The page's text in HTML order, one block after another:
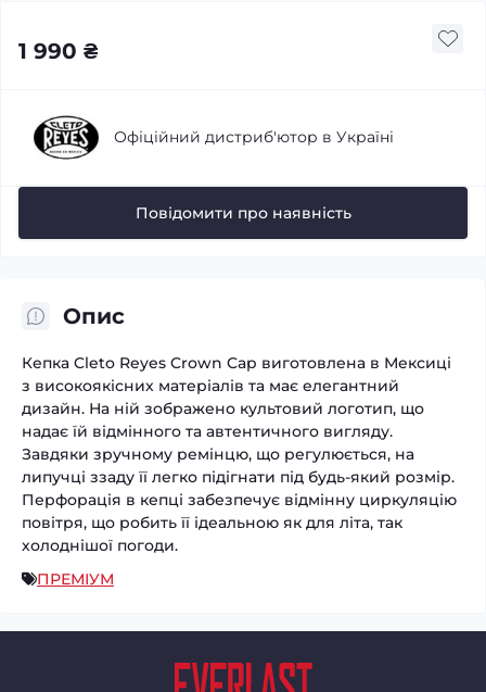
1 990 ₴
Офіційний дистриб'ютор в Україні
Повідомити про наявність
Опис
Кепка Cleto Reyes Crown Cap виготовлена ​​в Мексиці
з високоякісних матеріалів та має елегантний
дизайн. На ній зображено культовий логотип, що
надає їй відмінного та автентичного вигляду.
Завдяки зручному ремінцю, що регулюється, на
липучці ззаду її легко підігнати під будь-який розмір.
Перфорація в кепці забезпечує відмінну циркуляцію
повітря, що робить її ідеальною як для літа, так
холоднішої погоди.
ПРЕМІУМ